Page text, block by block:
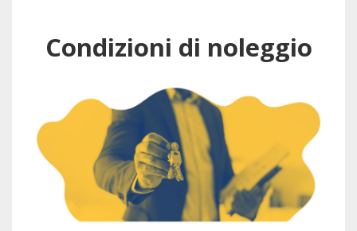
Condizioni di noleggio